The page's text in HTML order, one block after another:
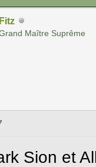
Fitz
Maître Suprême
Sion et